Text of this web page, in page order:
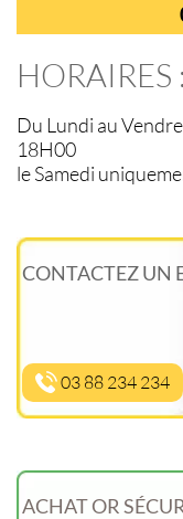
HORAIRES :
Du Lundi au
18H00
le Samedi
CONTACTEZ UN
03 88 234 234
ACHAT OR